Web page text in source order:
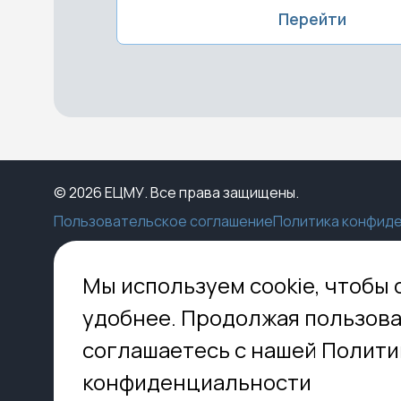
Перейти
© 2026 ЕЦМУ. Все права защищены.
Пользовательское соглашениеПолитика
Каталог Конструктор
Блог
Помощь
Контакты
Пункты выдачи
Оплата
Установка
Гид по кладбищам
8
Мы используем cookie, чтобы
удобнее. Продолжая
соглашаетесь с нашей
конфиденциальности